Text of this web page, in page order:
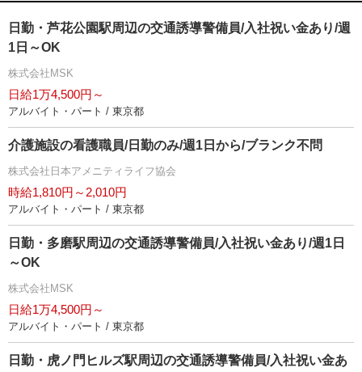
日勤・芦花公園駅周辺の交通誘導警備員/入社祝い金あり/週
1日～OK
株式会社MSK
日給1万4,500円～
アルバイト・パート / 東京都
介護施設の看護職員/日勤のみ/週1日から/ブランク不問
株式会社日本アメニティライフ協会
時給1,810円～2,010円
アルバイト・パート / 東京都
日勤・多磨駅周辺の交通誘導警備員/入社祝い金あり/週1日
～OK
株式会社MSK
日給1万4,500円～
アルバイト・パート / 東京都
日勤・虎ノ門ヒルズ駅周辺の交通誘導警備員/入社祝い金あ